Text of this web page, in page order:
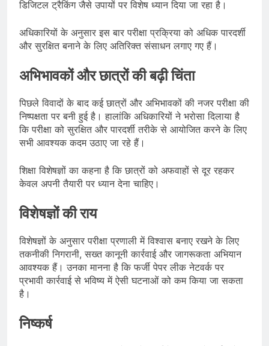
डिजिटल ट्रैकिंग जैसे उपायों पर विशेष ध्यान दिया जा रहा है।
अधिकारियों के अनुसार इस बार परीक्षा प्रक्रिया को अधिक पारदर्शी
और सुरक्षित बनाने के लिए अतिरिक्त संसाधन लगाए गए हैं।
अभिभावकों और छात्रों की बढ़ी चिंता
पिछले विवादों के बाद कई छात्रों और अभिभावकों की नजर परीक्षा की
निष्पक्षता पर बनी हुई है। हालांकि अधिकारियों ने भरोसा दिलाया है
कि परीक्षा को सुरक्षित और पारदर्शी तरीके से आयोजित करने के लिए
सभी आवश्यक कदम उठाए जा रहे हैं।
शिक्षा विशेषज्ञों का कहना है कि छात्रों को अफवाहों से दूर रहकर
केवल अपनी तैयारी पर ध्यान देना चाहिए।
विशेषज्ञों की राय
विशेषज्ञों के अनुसार परीक्षा प्रणाली में विश्वास बनाए रखने के लिए
तकनीकी निगरानी, सख्त कानूनी कार्रवाई और जागरूकता अभियान
आवश्यक हैं। उनका मानना है कि फर्जी पेपर लीक नेटवर्क पर
प्रभावी कार्रवाई से भविष्य में ऐसी घटनाओं को कम किया जा सकता
है।
निष्कर्ष